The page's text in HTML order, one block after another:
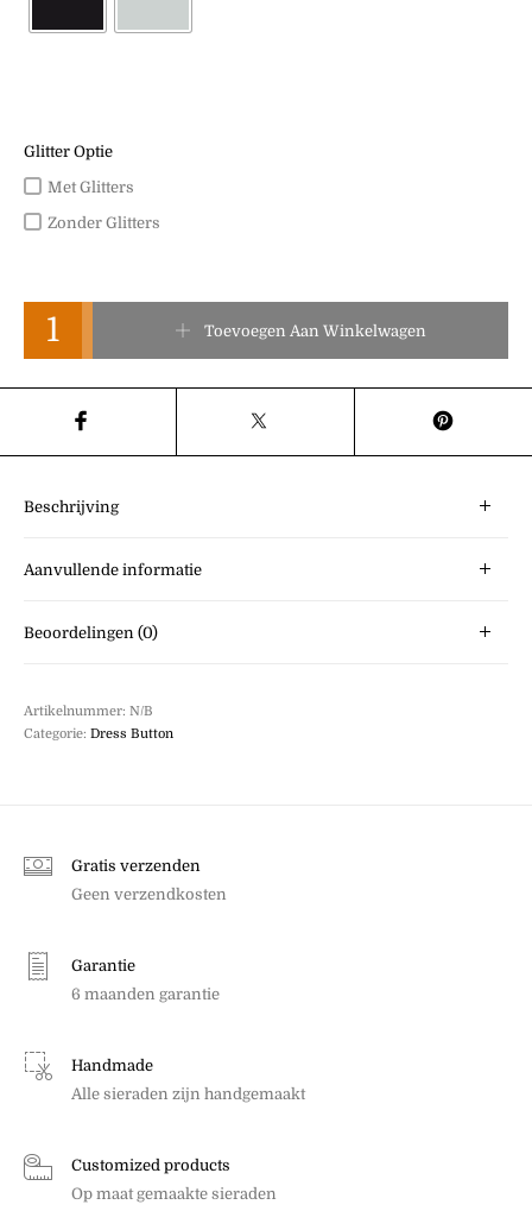
Glitter Optie
Met Glitters
Zonder Glitters
Toevoegen Aan Winkelwagen
Beschrijving
Aanvullende informatie
Beoordelingen (0)
Artikelnummer:N/B
Categorie:Dress Button
Gratis verzenden
Geen verzendkosten
Garantie
6 maanden garantie
Handmade
Alle sieraden zijn handgemaakt
Customized products
Op maat gemaakte sieraden